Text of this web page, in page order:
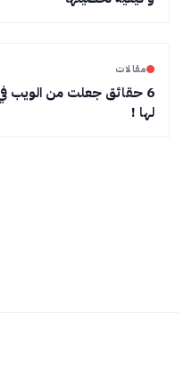
مقالات
6 حقائق جعلت من الويب في
لها !